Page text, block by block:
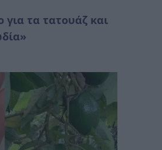
για τα τατουάζ και